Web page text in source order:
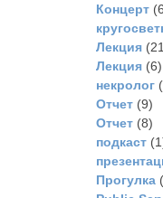
Концерт
Лекция
Лекция (6)
некролог
Отчет (9)
Отчет (8)
подкаст
Прогулка